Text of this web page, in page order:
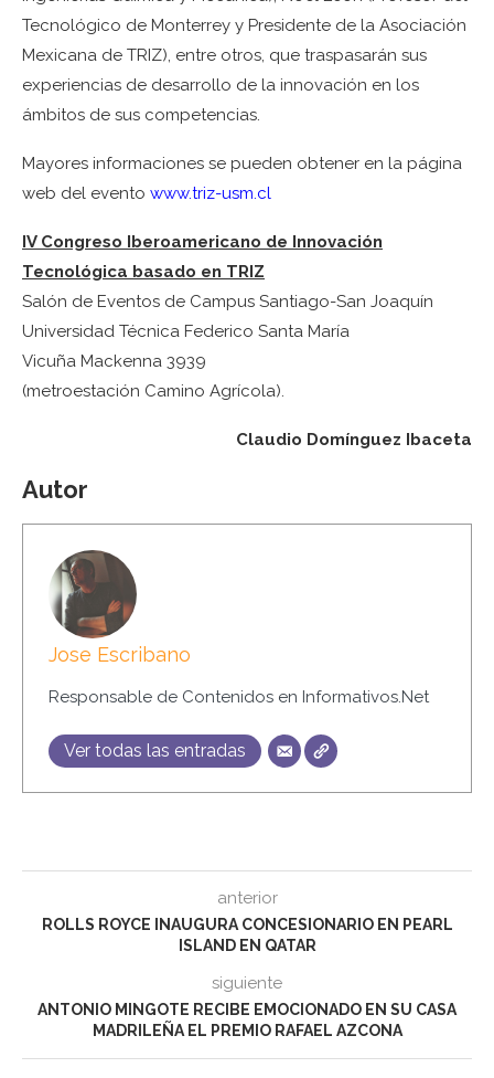
Tecnológico de Monterrey y Presidente de la Asociación
Mexicana de TRIZ), entre otros, que traspasarán sus
experiencias de desarrollo de la innovación en los
ámbitos de sus competencias.
Mayores informaciones se pueden obtener en la página
web del evento www.triz-usm.cl
IV Congreso Iberoamericano de Innovación
Tecnológica basado en TRIZ
Salón de Eventos de Campus Santiago-San Joaquín
Universidad Técnica Federico Santa María
Vicuña Mackenna 3939
(metroestación Camino Agrícola).
Claudio Domínguez Ibaceta
Autor
Jose Escribano
Responsable de Contenidos en Informativos.Net
Ver todas las entradas
anterior
ROLLS ROYCE INAUGURA CONCESIONARIO EN PEARL
ISLAND EN QATAR
siguiente
ANTONIO MINGOTE RECIBE EMOCIONADO EN SU CASA
MADRILEÑA EL PREMIO RAFAEL AZCONA